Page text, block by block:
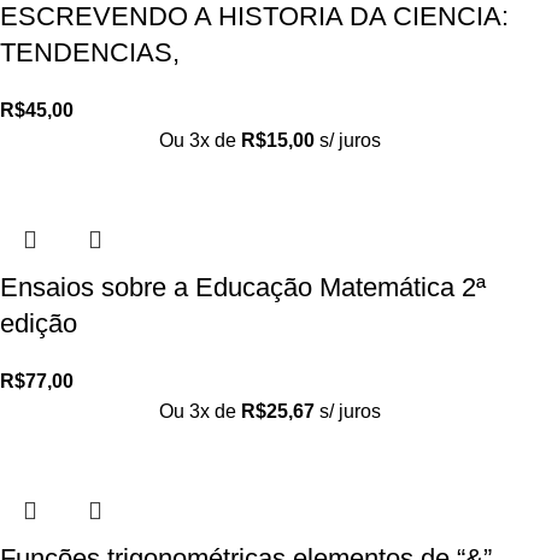
ESCREVENDO A HISTORIA DA CIENCIA:
TENDENCIAS,
R$45,00
Ou 3x de R$15,00 s/ juros
Ensaios sobre a Educação Matemática 2ª
edição
R$77,00
Ou 3x de R$25,67 s/ juros